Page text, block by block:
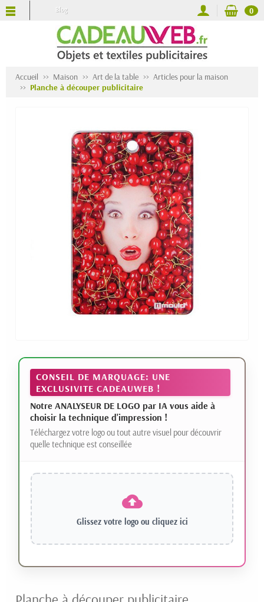
Blog 0
Accueil Maison Art de la table
Articles pour la maison
Planche à découper publicitaire
CONSEIL DE MARQUAGE: UNE
EXCLUSIVITE CADEAUWEB !
Notre ANALYSEUR DE LOGO par IA vous aide à
choisir la technique d'impression !
Téléchargez votre logo ou tout autre visuel pour découvrir
quelle technique est conseillée
Glissez votre logo ou cliquez ici